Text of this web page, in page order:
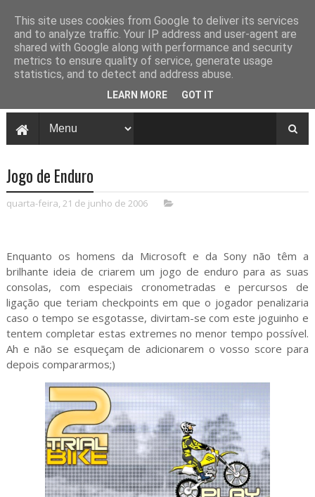
Jogo de Enduro
quarta-feira, 21 de junho de 2006
Enquanto os homens da Microsoft e da Sony não têm a
brilhante ideia de criarem um jogo de enduro para as suas
consolas, com especiais cronometradas e percursos de
ligação que teriam checkpoints em que o jogador penalizaria
caso o tempo se esgotasse, divirtam-se com este joguinho e
tentem completar estas extremes no menor tempo possível.
Ah e não se esqueçam de adicionarem o vosso score para
depois compararmos;)
This site uses cookies from Google to deliver its services
and to analyze traffic. Your IP address and user-agent are
shared with Google along with performance and security
metrics to ensure quality of service, generate usage
statistics, and to detect and address abuse.
LEARN MORE GOT IT